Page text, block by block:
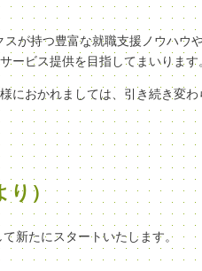
が持つ豊富な就職支援ノウハウ
ービス提供を目指してまいります
におかれましては、引き続き変わ
り）
新たにスタートいたします。